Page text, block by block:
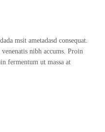
msit ametadasd consequat.
nibh accums. Proin
fermentum ut massa at